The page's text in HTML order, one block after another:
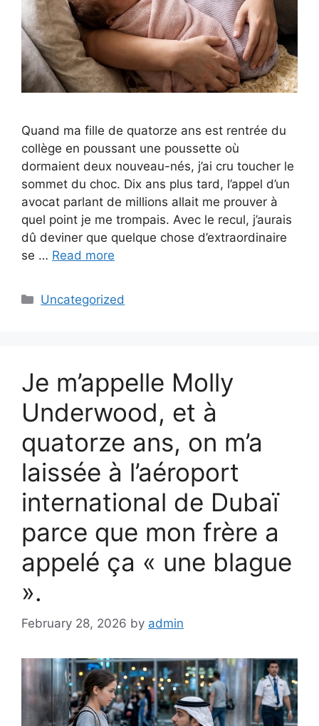
Quand ma fille de quatorze ans est rentrée du
collège en poussant une poussette où
dormaient deux nouveau-nés, j’ai cru toucher le
sommet du choc. Dix ans plus tard, l’appel d’un
avocat parlant de millions allait me prouver à
quel point je me trompais. Avec le recul, j’aurais
dû deviner que quelque chose d’extraordinaire
se … Read more
Categories
Uncategorized
Je m’appelle Molly
Underwood, et à
quatorze ans, on m’a
laissée à l’aéroport
international de Dubaï
parce que mon frère a
appelé ça « une blague
».
February 28, 2026 by admin